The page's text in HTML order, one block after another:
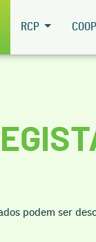
RCP
podem ser